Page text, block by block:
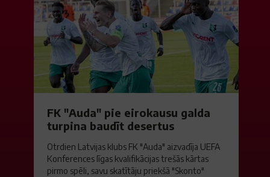
FK "Auda" pie eirokausu galda
turpina baudīt desertus
Otrdien Latvijas klubs FK "Auda" aizvadīja UEFA
Konferences līgas kvalifikācijas trešās kārtas
pirmo spēli, savu skatītāju priekšā "Skonto"